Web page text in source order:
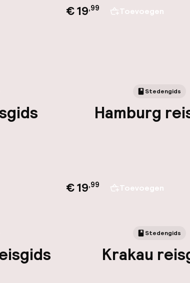
€ 19,99 Toevoegen
Stedengids
Hamburg
€ 19,99 Toevoegen
Stedengids
Krakau